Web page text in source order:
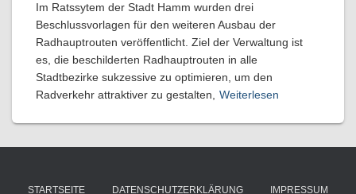
Im Ratssytem der Stadt Hamm wurden drei
Beschlussvorlagen für den weiteren Ausbau der
Radhauptrouten veröffentlicht. Ziel der Verwaltung ist
es, die beschilderten Radhauptrouten in alle
Stadtbezirke sukzessive zu optimieren, um den
Radverkehr attraktiver zu gestalten, Weiterlesen
STARTSEITE DATENSCHUTZERKLÄRUNG IMPRESSUM